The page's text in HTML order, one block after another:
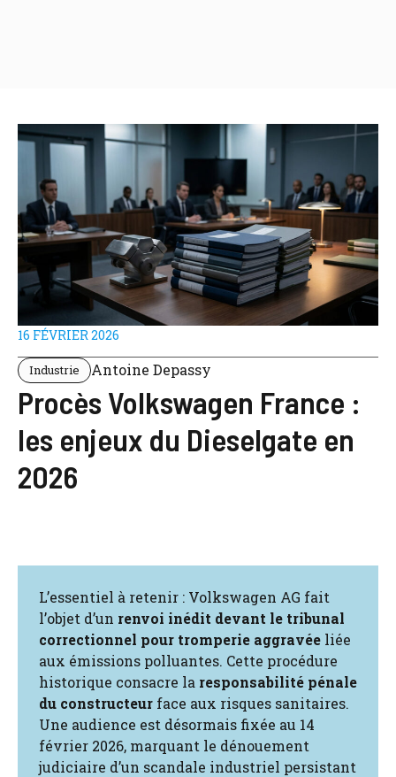
16 FÉVRIER 2026
Industrie Antoine Depassy
Procès Volkswagen France :
les enjeux du Dieselgate en
2026
L’essentiel à retenir : Volkswagen AG fait
l’objet d’un renvoi inédit devant le tribunal
correctionnel pour tromperie aggravée liée
aux émissions polluantes. Cette procédure
historique consacre la responsabilité pénale
du constructeur face aux risques sanitaires.
Une audience est désormais fixée au 14
février 2026, marquant le dénouement
judiciaire d’un scandale industriel persistant